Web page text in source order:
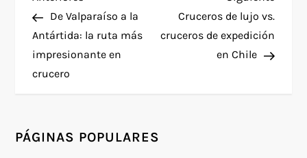
a
v
g
anterior
De Valparaíso a la
Antártida: la ruta más
impresionante en
crucero
Cruceros de lujo vs.
cruceros de expedición
en Chile
PÁGINAS POPULARES